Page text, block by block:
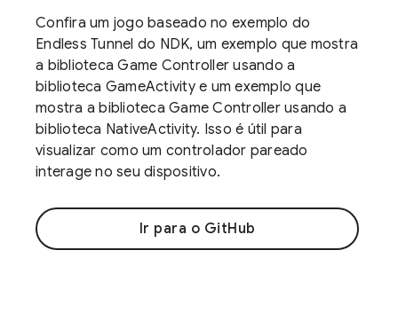
Confira um jogo baseado no exemplo do
Endless Tunnel do NDK, um exemplo que mostra
a biblioteca Game Controller usando a
biblioteca GameActivity e um exemplo que
mostra a biblioteca Game Controller usando a
biblioteca NativeActivity. Isso é útil para
visualizar como um controlador pareado
interage no seu dispositivo.
Ir para o GitHub